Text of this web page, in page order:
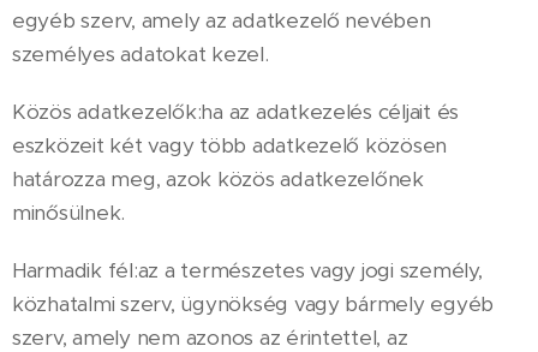
egyéb szerv, amely az adatkezelő nevében
személyes adatokat kezel.
Közös adatkezelők:ha az adatkezelés céljait és
eszközeit két vagy több adatkezelő közösen
határozza meg, azok közös adatkezelőnek
minősülnek.
Harmadik fél:az a természetes vagy jogi személy,
közhatalmi szerv, ügynökség vagy bármely egyéb
szerv, amely nem azonos az érintettel, az